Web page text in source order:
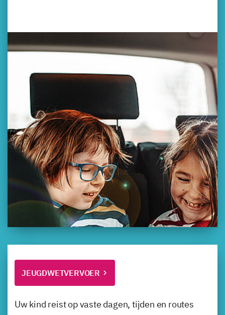
JEUGDWETVERVOER
Uw kind reist op vaste dagen, tijden en routes